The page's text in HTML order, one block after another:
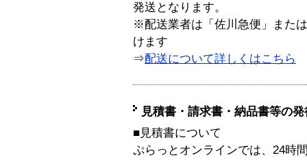
発送となります。
※配送業者は「佐川急便」また
けます
⇒配送について詳しくはこちら
見積書・請求書・納品書等の
■見積書について
ぷらっとオンラインでは、24時